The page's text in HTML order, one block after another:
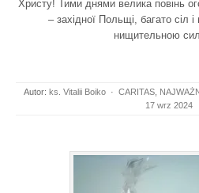
Христу! Тими днями велика повінь
– західної Польщі, багато сіл
нищительною
Autor: ks. Vitalii Boiko · CARITAS,
17 wrz 2024